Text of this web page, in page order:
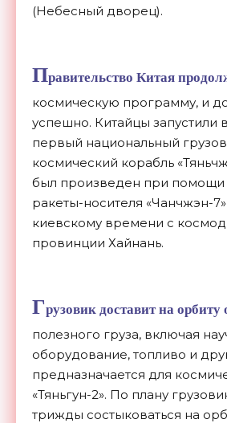
(Небесный дворец).
Правительство Китая
космическую программу, и
успешно. Китайцы запустили
первый национальный
космический корабль
был произведен при помощи
ракеты-носителя «Чанчжэн-7»
киевскому времени с
провинции Хайнань.
Грузовик доставит на орбиту
полезного груза, включая
оборудование, топливо и
предназначается для
«Тяньгун-2». По плану
трижды состыковаться на